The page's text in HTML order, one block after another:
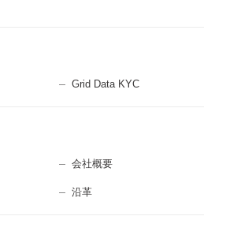
Grid Data KYC
会社概要
沿革